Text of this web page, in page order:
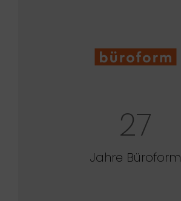
27
Jahre Büroform